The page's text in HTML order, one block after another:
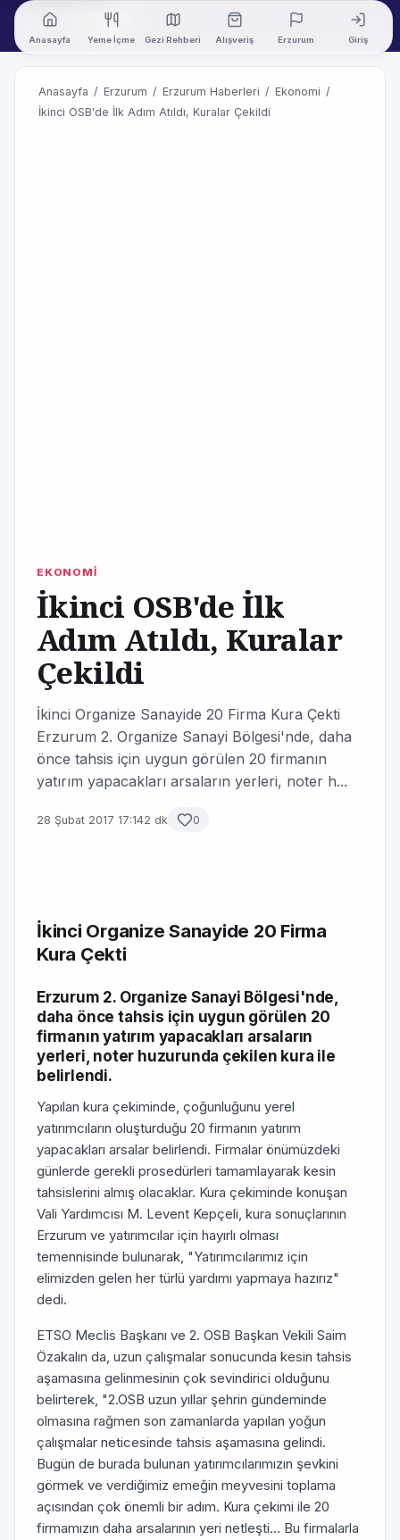
Anasayfa Yeme İçme Gezi Rehberi Alışveriş Erzurum Giriş
Anasayfa / Erzurum / Erzurum Haberleri / Ekonomi /
İkinci OSB'de İlk Adım Atıldı, Kuralar Çekildi
EKONOMİ
İkinci OSB'de İlk
Adım Atıldı, Kuralar
Çekildi
İkinci Organize Sanayide 20 Firma Kura Çekti
Erzurum 2. Organize Sanayi Bölgesi'nde, daha
önce tahsis için uygun görülen 20 firmanın
yatırım yapacakları arsaların yerleri, noter h...
28 Şubat 2017 17:142 dk 0
İkinci Organize Sanayide 20 Firma
Kura Çekti
Erzurum 2. Organize Sanayi Bölgesi'nde,
daha önce tahsis için uygun görülen 20
firmanın yatırım yapacakları arsaların
yerleri, noter huzurunda çekilen kura ile
belirlendi.
Yapılan kura çekiminde, çoğunluğunu yerel
yatırımcıların oluşturduğu 20 firmanın yatırım
yapacakları arsalar belirlendi. Firmalar önümüzdeki
günlerde gerekli prosedürleri tamamlayarak kesin
tahsislerini almış olacaklar. Kura çekiminde konuşan
Vali Yardımcısı M. Levent Kepçeli, kura sonuçlarının
Erzurum ve yatırımcılar için hayırlı olması
temennisinde bulunarak, "Yatırımcılarımız için
elimizden gelen her türlü yardımı yapmaya hazırız"
dedi.
ETSO Meclis Başkanı ve 2. OSB Başkan Vekili Saim
Özakalın da, uzun çalışmalar sonucunda kesin tahsis
aşamasına gelinmesinin çok sevindirici olduğunu
belirterek, "2.OSB uzun yıllar şehrin gündeminde
olmasına rağmen son zamanlarda yapılan yoğun
çalışmalar neticesinde tahsis aşamasına gelindi.
Bugün de burada bulunan yatırımcılarımızın şevkini
görmek ve verdiğimiz emeğin meyvesini toplama
açısından çok önemli bir adım. Kura çekimi ile 20
firmamızın daha arsalarının yeri netleşti... Bu firmalarla